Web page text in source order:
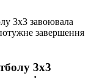
3х3 завоювала
завершення
3х3